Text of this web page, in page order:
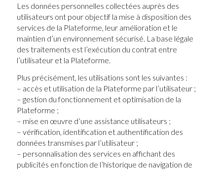
Les données personnelles collectées auprès des
utilisateurs ont pour objectif la mise à disposition des
services de la Plateforme, leur amélioration et le
maintien d’un environnement sécurisé. La base légale
des traitements est l’exécution du contrat entre
l’utilisateur et la Plateforme.
Plus précisément, les utilisations sont les suivantes :
– accès et utilisation de la Plateforme par l’utilisateur ;
– gestion du fonctionnement et optimisation de la
Plateforme ;
– mise en œuvre d’une assistance utilisateurs ;
– vérification, identification et authentification des
données transmises par l’utilisateur ;
– personnalisation des services en affichant des
publicités en fonction de l’historique de navigation de